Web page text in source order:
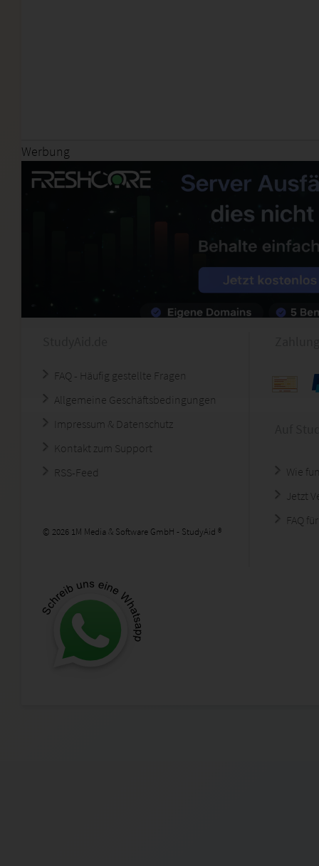
Werbung
FAQ - Häufig gestellte Fragen
Allgemeine Geschäftsbedingungen
Impressum & Datenschutz
Kontakt zum Support
RSS-Feed
© 2026 1M Media & Software GmbH - StudyAid ®
Wie
Jetzt
FAQ